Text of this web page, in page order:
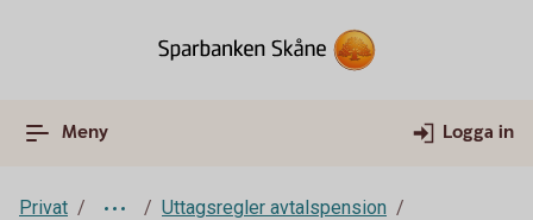
Meny Logga in
Privat
Uttagsregler avtalspension